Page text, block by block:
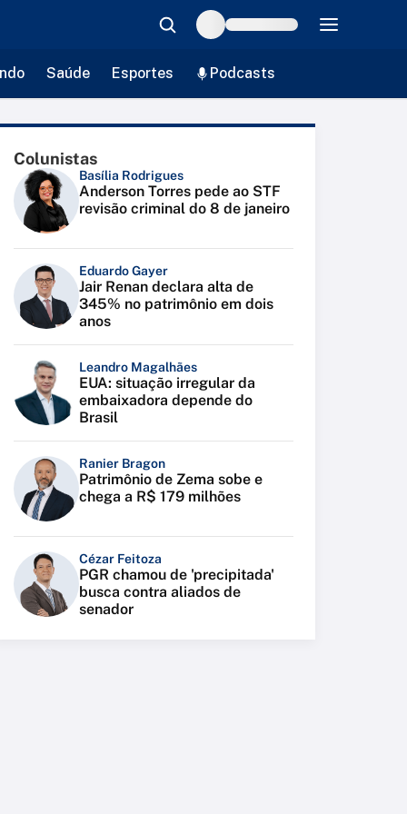
Saúde Esportes Podcasts
Colunistas
Basília Rodrigues
Anderson Torres pede ao STF
revisão criminal do 8 de janeiro
Eduardo Gayer
Jair Renan declara alta de
345% no patrimônio em dois
anos
Leandro Magalhães
EUA: situação irregular da
embaixadora depende do
Brasil
Ranier Bragon
Patrimônio de Zema sobe e
chega a R$ 179 milhões
Cézar Feitoza
PGR chamou de 'precipitada'
busca contra aliados de
senador